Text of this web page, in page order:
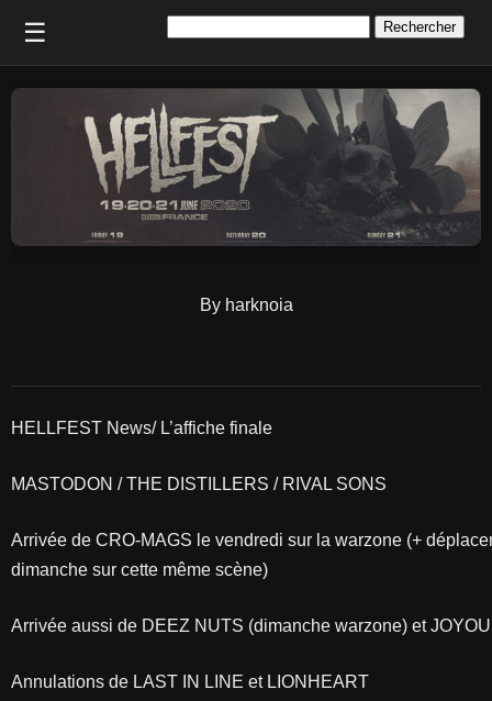
☰
By harknoia
HELLFEST News/ L’affiche finale
MASTODON / THE DISTILLERS / RIVAL SONS
Arrivée de CRO-MAGS le vendredi sur la warzone (+
dimanche sur cette même scène)
Arrivée aussi de DEEZ NUTS (dimanche warzone) et
Annulations de LAST IN LINE et LIONHEART